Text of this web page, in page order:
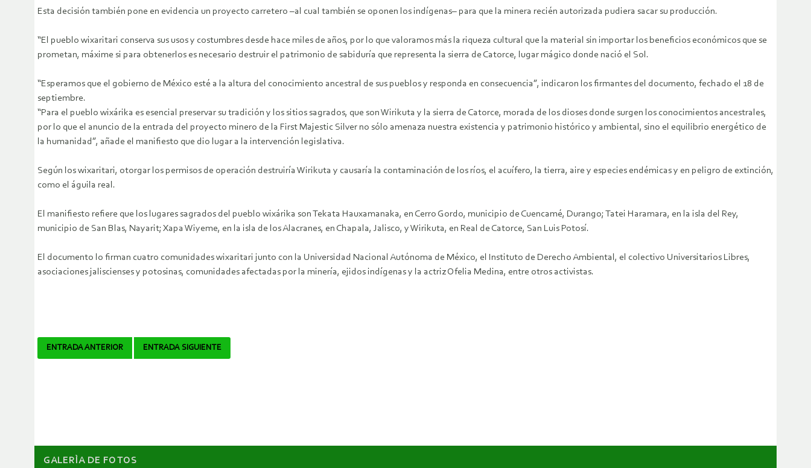
Esta decisión también pone en evidencia un proyecto carretero –al cual también se oponen los indígenas– para que la minera recién autorizada pudiera sacar su producción.
“El pueblo wixaritari conserva sus usos y costumbres desde hace miles de años, por lo que valoramos más la riqueza cultural que la material sin importar los beneficios económicos que se
prometan, máxime si para obtenerlos es necesario destruir el patrimonio de sabiduría que representa la sierra de Catorce, lugar mágico donde nació el Sol.
“Esperamos que el gobierno de México esté a la altura del conocimiento ancestral de sus pueblos y responda en consecuencia”, indicaron los firmantes del documento, fechado el 18 de
septiembre.
“Para el pueblo wixárika es esencial preservar su tradición y los sitios sagrados, que son Wirikuta y la sierra de Catorce, morada de los dioses donde surgen los conocimientos ancestrales,
por lo que el anuncio de la entrada del proyecto minero de la First Majestic Silver no sólo amenaza nuestra existencia y patrimonio histórico y ambiental, sino el equilibrio energético de
la humanidad”, añade el manifiesto que dio lugar a la intervención legislativa.
Según los wixaritari, otorgar los permisos de operación destruiría Wirikuta y causaría la contaminación de los ríos, el acuífero, la tierra, aire y especies endémicas y en peligro de extinción,
como el águila real.
El manifiesto refiere que los lugares sagrados del pueblo wixárika son Tekata Hauxamanaka, en Cerro Gordo, municipio de Cuencamé, Durango; Tatei Haramara, en la isla del Rey,
municipio de San Blas, Nayarit; Xapa Wiyeme, en la isla de los Alacranes, en Chapala, Jalisco, y Wirikuta, en Real de Catorce, San Luis Potosí.
El documento lo firman cuatro comunidades wixaritari junto con la Universidad Nacional Autónoma de México, el Instituto de Derecho Ambiental, el colectivo Universitarios Libres,
asociaciones jaliscienses y potosinas, comunidades afectadas por la minería, ejidos indígenas y la actriz Ofelia Medina, entre otros activistas.
Navegador
ENTRADA ANTERIOR ENTRADA SIGUIENTE
GALERÌA DE FOTOS